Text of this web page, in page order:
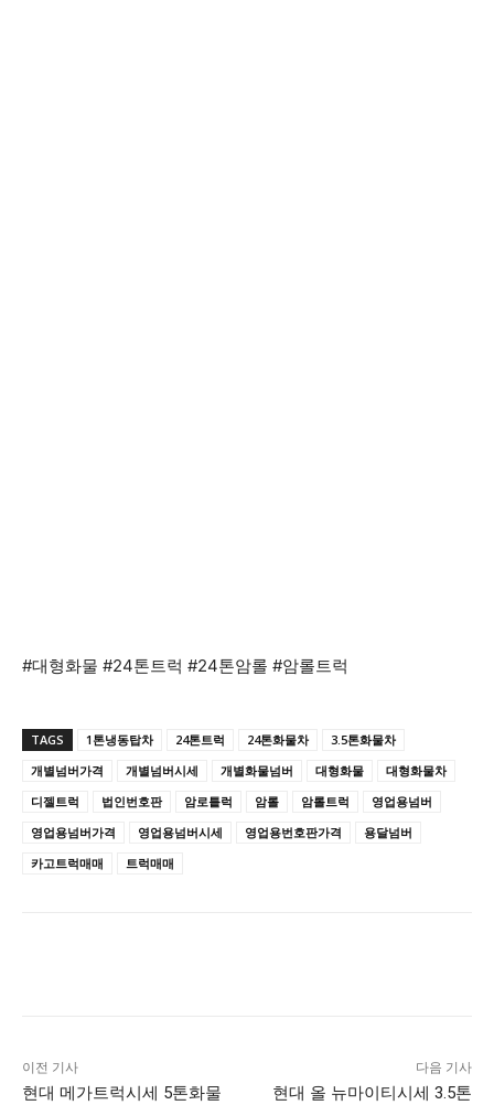
#대형화물 #24톤트럭 #24톤암롤 #암롤트럭
TAGS 1톤냉동탑차 24톤트럭 24톤화물차
3.5톤화물차
개별넘버가격
개별넘버시세 개별화물넘버 대형화물
대형화물차
디젤트럭
법인번호판 암로틑럭 암롤 암롤트럭
영업용넘버
영업용넘버가격
영업용넘버시세 영업용번호판가격
용달넘버
카고트럭매매
트럭매매
이전 기사
현대 메가트럭시세 5톤화물
다음 기사
현대 올 뉴마이티시세 3.5톤